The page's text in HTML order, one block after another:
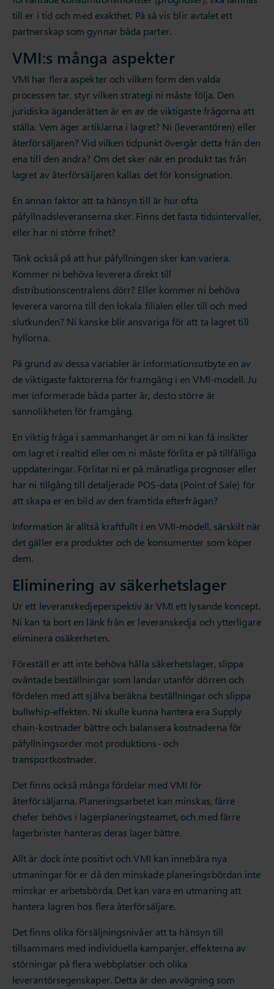
till er i tid och med exakthet. På så vis blir avtalet ett
partnerskap som gynnar båda parter.
VMI:s många aspekter
VMI har flera aspekter och vilken form den valda
processen tar, styr vilken strategi ni måste följa. Den
juridiska äganderätten är en av de viktigaste frågorna att
ställa. Vem äger artiklarna i lagret? Ni (leverantören) eller
återförsäljaren? Vid vilken tidpunkt övergår detta från den
ena till den andra? Om det sker när en produkt tas från
lagret av återförsäljaren kallas det för konsignation.
En annan faktor att ta hänsyn till är hur ofta
påfyllnadsleveranserna sker. Finns det fasta tidsintervaller,
eller har ni större frihet?
Tänk också på att hur påfyllningen sker kan variera.
Kommer ni behöva leverera direkt till
distributionscentralens dörr? Eller kommer ni behöva
leverera varorna till den lokala filialen eller till och med
slutkunden? Ni kanske blir ansvariga för att ta lagret till
hyllorna.
På grund av dessa variabler är informationsutbyte en av
de viktigaste faktorerna för framgång i en VMI-modell. Ju
mer informerade båda parter är, desto större är
sannolikheten för framgång.
En viktig fråga i sammanhanget är om ni kan få insikter
om lagret i realtid eller om ni måste förlita er på tillfälliga
uppdateringar. Förlitar ni er på månatliga prognoser eller
har ni tillgång till detaljerade POS-data (Point of Sale) för
att skapa er en bild av den framtida efterfrågan?
Information är alltså kraftfullt i en VMI-modell, särskilt när
det gäller era produkter och de konsumenter som köper
dem.
Eliminering av säkerhetslager
Ur ett leveranskedjeperspektiv är VMI ett lysande koncept.
Ni kan ta bort en länk från er leveranskedja och ytterligare
eliminera osäkerheten.
Föreställ er att inte behöva hålla säkerhetslager, slippa
oväntade beställningar som landar utanför dörren och
fördelen med att själva beräkna beställningar och slippa
bullwhip-effekten. Ni skulle kunna hantera era Supply
chain-kostnader bättre och balansera kostnaderna för
påfyllningsorder mot produktions- och
transportkostnader.
Det finns också många fördelar med VMI för
återförsäljarna. Planeringsarbetet kan minskas, färre
chefer behövs i lagerplaneringsteamet, och med färre
lagerbrister hanteras deras lager bättre.
Allt är dock inte positivt och VMI kan innebära nya
utmaningar för er då den minskade planeringsbördan inte
minskar er arbetsbörda. Det kan vara en utmaning att
hantera lagren hos flera återförsäljare.
Det finns olika försäljningsnivåer att ta hänsyn till
tillsammans med individuella kampanjer, effekterna av
störningar på flera webbplatser och olika
leverantörsegenskaper. Detta är den avvägning som